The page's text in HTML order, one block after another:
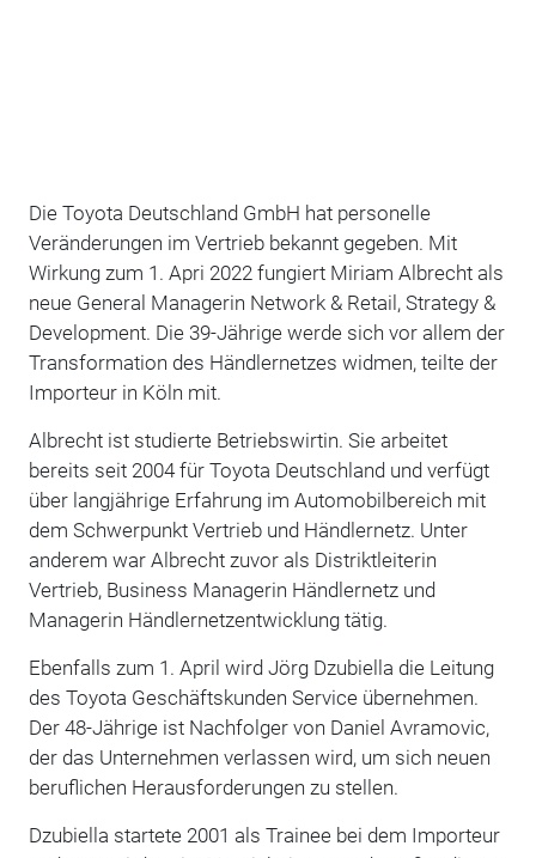
Die Toyota Deutschland GmbH hat personelle
Veränderungen im Vertrieb bekannt gegeben. Mit
Wirkung zum 1. Apri 2022 fungiert Miriam Albrecht als
neue General Managerin Network & Retail, Strategy &
Development. Die 39-Jährige werde sich vor allem der
Transformation des Händlernetzes widmen, teilte der
Importeur in Köln mit.
Albrecht ist studierte Betriebswirtin. Sie arbeitet
bereits seit 2004 für Toyota Deutschland und verfügt
über langjährige Erfahrung im Automobilbereich mit
dem Schwerpunkt Vertrieb und Händlernetz. Unter
anderem war Albrecht zuvor als Distriktleiterin
Vertrieb, Business Managerin Händlernetz und
Managerin Händlernetzentwicklung tätig.
Ebenfalls zum 1. April wird Jörg Dzubiella die Leitung
des Toyota Geschäftskunden Service übernehmen.
Der 48-Jährige ist Nachfolger von Daniel Avramovic,
der das Unternehmen verlassen wird, um sich neuen
beruflichen Herausforderungen zu stellen.
Dzubiella startete 2001 als Trainee bei dem Importeur